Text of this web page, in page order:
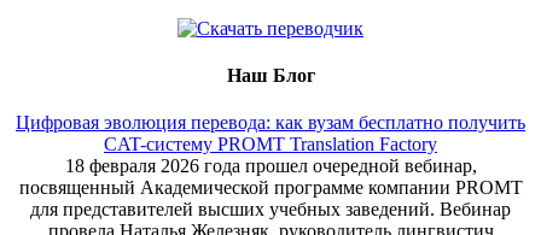
Наш Блог
Цифровая эволюция перевода: как вузам бесплатно получить
CAT-систему PROMT Translation Factory
18 февраля 2026 года прошел очередной вебинар,
посвященный Академической программе компании PROMT
для представителей высших учебных заведений. Вебинар